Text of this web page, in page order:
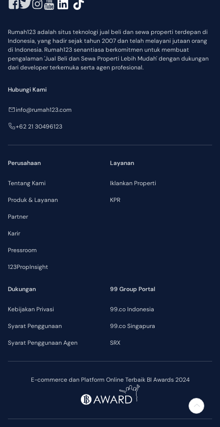
Rumah123 adalah situs teknologi jual beli dan sewa properti terdepan di
Indonesia, yang hadir sejak tahun 2007 dan telah melayani jutaan orang
di Indonesia. Rumah123 senantiasa berkomitmen untuk membuat
pengalaman 'Jual Beli dan Sewa Properti Lebih Mudah' dengan dukungan
dari developer terkemuka serta agen profesional.
E-commerce dan Platform Online Terbaik BI Awards 2024
Perusahaan
Tentang Kami
Produk & Layanan
Partner
Karir
Pressroom
123PropInsight
Layanan
Iklankan Properti
KPR
Dukungan
Kebijakan Privasi
Syarat Penggunaan
Syarat Penggunaan Agen
99 Group Portal
99.co Indonesia
99.co Singapura
SRX
Hubungi Kami
info@rumah123.com
+62 21 30496123